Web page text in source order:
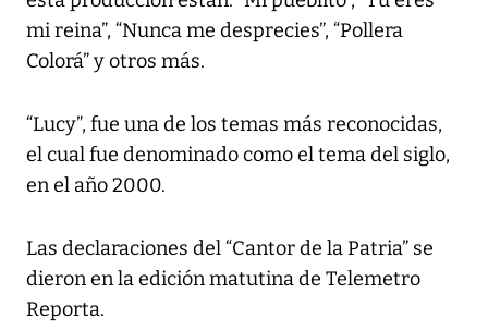
mi reina”, “Nunca me desprecies”, “Pollera
Colorá” y otros más.
“Lucy”, fue una de los temas más reconocidas,
el cual fue denominado como el tema del siglo,
en el año 2000.
Las declaraciones del “Cantor de la Patria” se
dieron en la edición matutina de Telemetro
Reporta.